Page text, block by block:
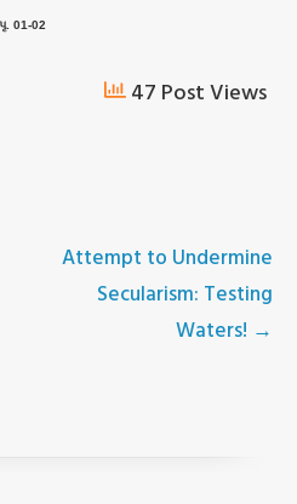
01-02
47 Post Views
Attempt to Undermine
Secularism: Testing
Waters! →